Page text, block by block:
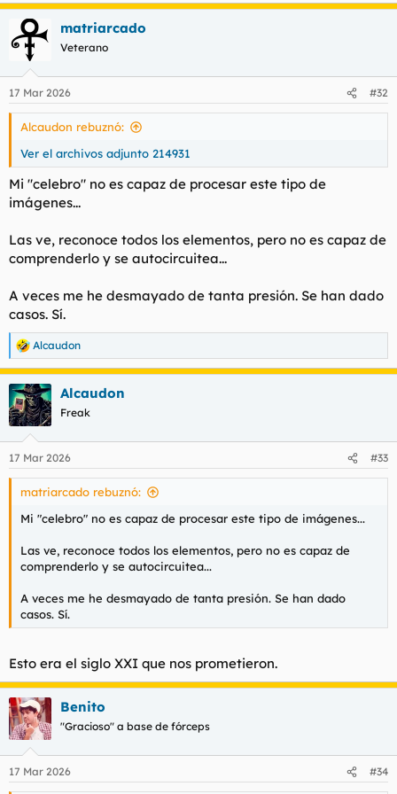
matriarcado
Veterano
17 Mar 2026 #32
Alcaudon rebuznó:
Ver el archivos adjunto 214931
Mi "celebro" no es capaz de procesar este tipo de
imágenes...
Las ve, reconoce todos los elementos, pero no es capaz de
comprenderlo y se autocircuitea...
A veces me he desmayado de tanta presión. Se han dado
casos. Sí.
R
e
a
c
c
i
e
s
Alcaudon
Alcaudon
Freak
17 Mar 2026 #33
matriarcado rebuznó:
Mi "celebro" no es capaz de procesar este tipo de imágenes...
Las ve, reconoce todos los elementos, pero no es capaz de
comprenderlo y se autocircuitea...
A veces me he desmayado de tanta presión. Se han dado
casos. Sí.
Esto era el siglo XXI que nos prometieron.
Benito
"Gracioso" a base de fórceps
17 Mar 2026 #34